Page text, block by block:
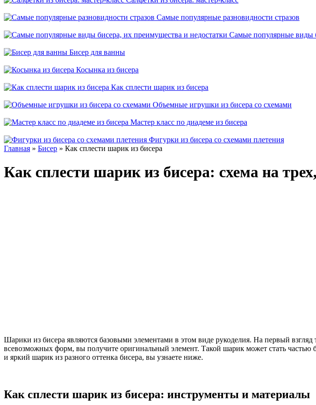
Самые популярные разновидности стразов
Самые популярные виды
Бисер для ванны
Косынка из бисера
Как сплести шарик из бисера
Объемные игрушки из бисера со схемами
Мастер класс по диадеме из бисера
Фигурки из бисера со схемами плетения
Главная » Бисер » Как сплести шарик из бисера
Как сплести шарик из бисера: схема на
Шарики из бисера являются базовыми элементами в этом виде рукоделия. На первый
всевозможных форм, вы получите оригинальный элемент. Такой шарик может стать частью
и яркий шарик из разного оттенка бисера, вы узнаете ниже.
Как сплести шарик из бисера: инструменты и материалы